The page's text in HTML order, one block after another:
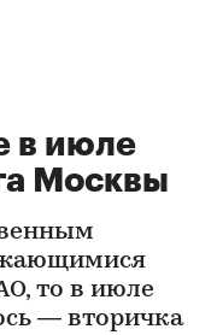
в июле
Москвы
то в июле
— вторичка